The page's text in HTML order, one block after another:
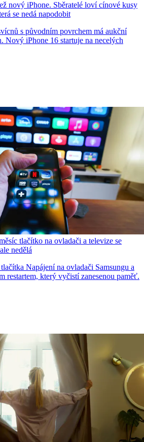
nový iPhone. Sběratelé loví cínové kusy
se nedá napodobit
s původním povrchem má aukční
Nový iPhone 16 startuje na necelých
tlačítko na ovladači a televize se
nedělá
Napájení na ovladači Samsungu a
restartem, který vyčistí zanesenou paměť.